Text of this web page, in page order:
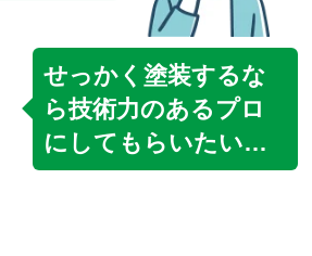
せっかく塗装するな
ら技術力のあるプロ
にしてもらいたい…